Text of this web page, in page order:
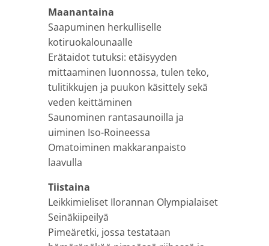
Maanantaina
Saapuminen herkulliselle
kotiruokalounaalle
Erätaidot tutuksi: etäisyyden
mittaaminen luonnossa, tulen teko,
tulitikkujen ja puukon käsittely sekä
veden keittäminen
Saunominen rantasaunoilla ja
uiminen Iso-Roineessa
Omatoiminen makkaranpaisto
laavulla
Tiistaina
Leikkimieliset Ilorannan Olympialaiset
Seinäkiipeilyä
Pimeäretki, jossa testataan